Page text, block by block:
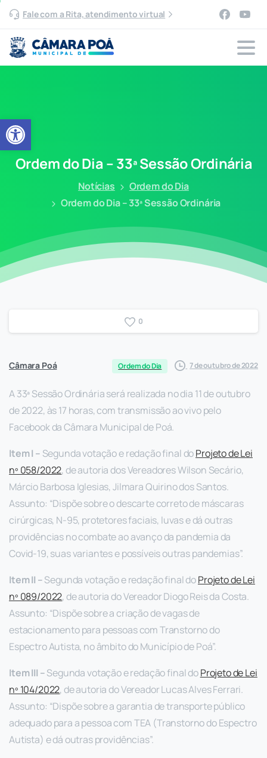
Abrir a barra de ferramentas
Fale com a Rita, atendimento virtual
OrdemdoDia –33ªSessãoOrdinária
Notícias
Ordem do Dia
Ordem do Dia – 33ª Sessão Ordinária
0
Câmara Poá Ordem do Dia 7 de outubro de 2022
A 33ª Sessão Ordinária será realizada no dia 11 de outubro
de 2022, às 17 horas, com transmissão ao vivo pelo
Facebook da Câmara Municipal de Poá.
ItemI – Segunda votação e redação final doProjeto deLei
nº 058/2022, de autoria dos Vereadores Wilson Secário,
Márcio Barbosa Iglesias, Jilmara Quirino dos Santos.
Assunto: “Dispõe sobre o descarte correto de máscaras
cirúrgicas, N-95, protetores faciais, luvas e dá outras
providências no combate ao avanço da pandemia da
Covid-19, suas variantes e possíveis outras pandemias”.
ItemII –Segunda votação e redação final doProjeto deLei
nº 089/2022, de autoria do Vereador Diogo Reis da Costa.
Assunto: “Dispõe sobre a criação de vagas de
estacionamento para pessoas com Transtorno do
Espectro Autista, no âmbito do Município de Poá”.
ItemIII –Segunda votação e redação final doProjeto deLei
nº 104/2022, de autoria do Vereador Lucas Alves Ferrari.
Assunto: “Dispõe sobre a garantia de transporte público
adequado para a pessoa com TEA (Transtorno do Espectro
Autista) e dá outras providências”.